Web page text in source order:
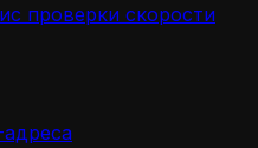
проверки скорости